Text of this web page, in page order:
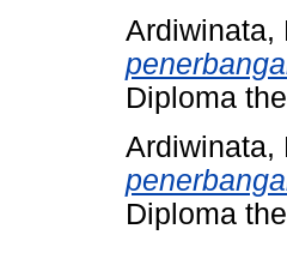
Ardiwinata,
Diploma
Ardiwinata,
Diploma